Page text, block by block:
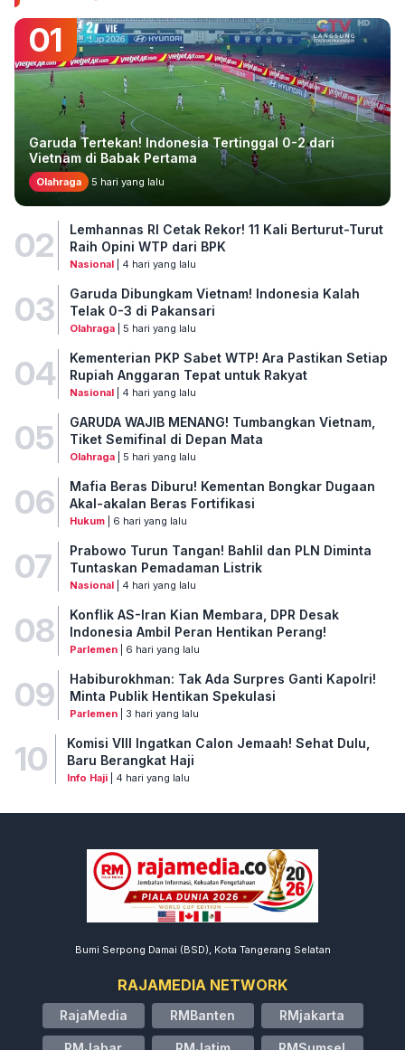
01
Garuda Tertekan! Indonesia Tertinggal 0-2 dari
Vietnam di Babak Pertama
Olahraga 5 hari yang lalu
02
Lemhannas RI Cetak Rekor! 11 Kali Berturut-Turut
Raih Opini WTP dari BPK
Nasional| 4 hari yang lalu
03
Garuda Dibungkam Vietnam! Indonesia Kalah
Telak 0-3 di Pakansari
Olahraga| 5 hari yang lalu
04
Kementerian PKP Sabet WTP! Ara Pastikan Setiap
Rupiah Anggaran Tepat untuk Rakyat
Nasional| 4 hari yang lalu
05
GARUDA WAJIB MENANG! Tumbangkan Vietnam,
Tiket Semifinal di Depan Mata
Olahraga| 5 hari yang lalu
06
Mafia Beras Diburu! Kementan Bongkar Dugaan
Akal-akalan Beras Fortifikasi
Hukum| 6 hari yang lalu
07
Prabowo Turun Tangan! Bahlil dan PLN Diminta
Tuntaskan Pemadaman Listrik
Nasional| 4 hari yang lalu
08
Konflik AS-Iran Kian Membara, DPR Desak
Indonesia Ambil Peran Hentikan Perang!
Parlemen| 6 hari yang lalu
09
Habiburokhman: Tak Ada Surpres Ganti Kapolri!
Minta Publik Hentikan Spekulasi
Parlemen| 3 hari yang lalu
10
Komisi VIII Ingatkan Calon Jemaah! Sehat Dulu,
Baru Berangkat Haji
Info Haji| 4 hari yang lalu
Bumi Serpong Damai (BSD), Kota Tangerang Selatan
RAJAMEDIA NETWORK
RajaMedia RMBanten RMjakarta